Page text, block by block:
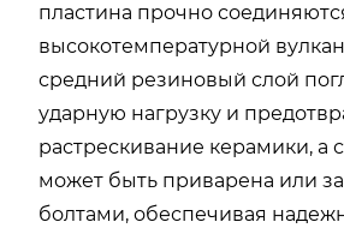
пластина прочно
высокотемпературной
средний резиновый слой
ударную нагрузку и
растрескивание керамики, а
может быть приварена или
болтами, обеспечивая